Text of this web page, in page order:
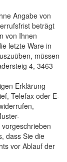
Angabe von
beträgt
von Ihnen
letzte Ware in
müssen
4, 3463
Erklärung
Telefax oder E-
dass Sie die
vor Ablauf der